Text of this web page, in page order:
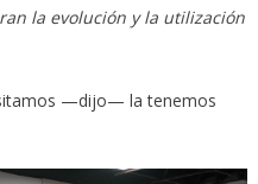
la evolución y la utilización
—dijo— la tenemos